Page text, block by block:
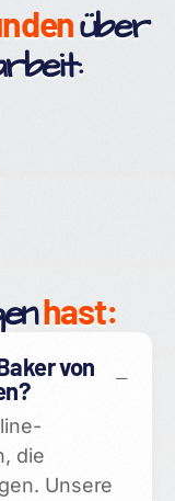
über
hast:
von
die
Unsere